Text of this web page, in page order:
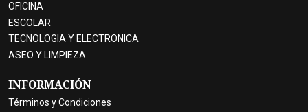
OFICINA
ESCOLAR
TECNOLOGIA Y ELECTRONICA
ASEO Y LIMPIEZA
INFORMACIÓN
Términos y Condiciones